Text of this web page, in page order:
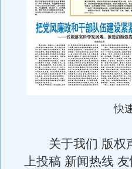
快
关于我们 版权声
上投稿 新闻热线